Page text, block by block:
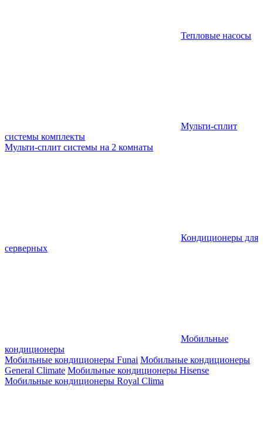
Тепловые насосы
Мульти-сплит
системы комплекты
Мульти-сплит системы на 2 комнаты
Кондиционеры для
серверных
Мобильные
кондиционеры
Мобильные кондиционеры Funai Мобильные кондиционеры
General Climate Мобильные кондиционеры Hisense
Мобильные кондиционеры Royal Clima